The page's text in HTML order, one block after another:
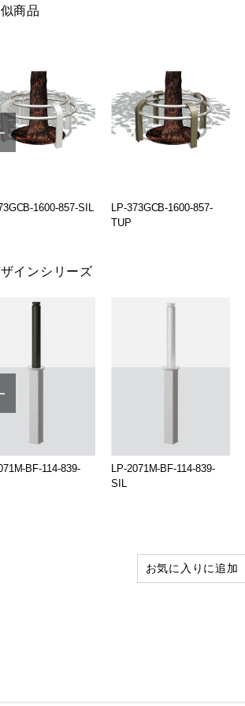
商品
1600-857-SIL
LP-373GCB-1600-857-
TUP
インシリーズ
BF-114-839-
LP-2071M-BF-114-839-
SIL
お気に入りに追加